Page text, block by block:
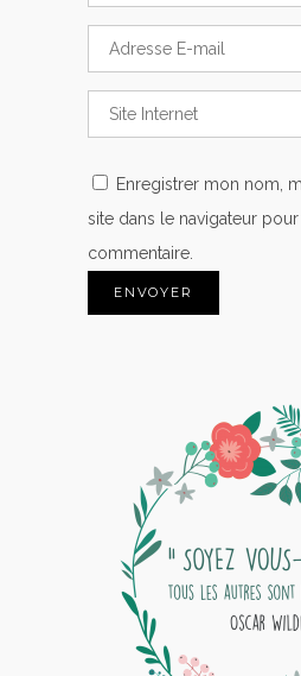
Enregistrer mon nom,
site dans le navigateur
commentaire.